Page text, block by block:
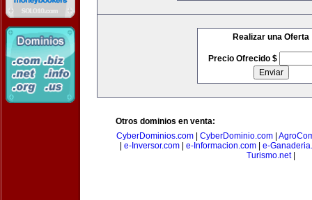
Realizar una Oferta
Precio Ofrecido $
Otros dominios en venta:
CyberDominios.com| CyberDominio.com|
e-Inversor.com| e-Informacion.com| e-
Turismo.net|